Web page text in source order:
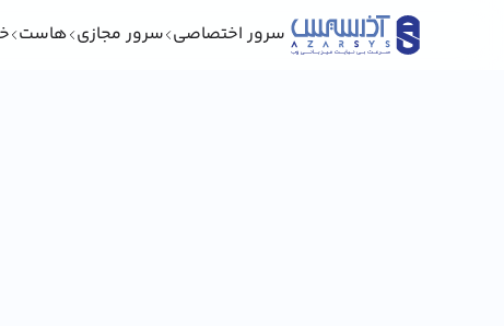
سرور اختصاصی سرور مجازی هاست